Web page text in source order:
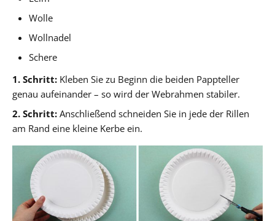
Wolle
Wollnadel
Schere
1. Schritt: Kleben Sie zu Beginn die beiden Pappteller
genau aufeinander – so wird der Webrahmen stabiler.
2. Schritt: Anschließend schneiden Sie in jede der Rillen
am Rand eine kleine Kerbe ein.